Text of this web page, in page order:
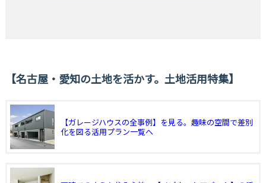
名古屋・愛知の土地を活かす。土地活用特集
【ガレージハウスの全事例】を見る。趣味の空間で差別
化を図る活用プラン一覧へ